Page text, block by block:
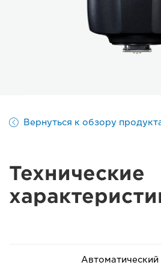
Вернуться к обзору
Технические